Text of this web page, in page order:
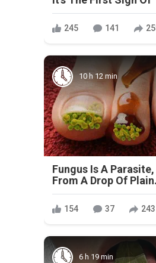
245 141
10 h 12 min
Fungus Is A
From A Drop Of
154 37 243
6 h 19 min